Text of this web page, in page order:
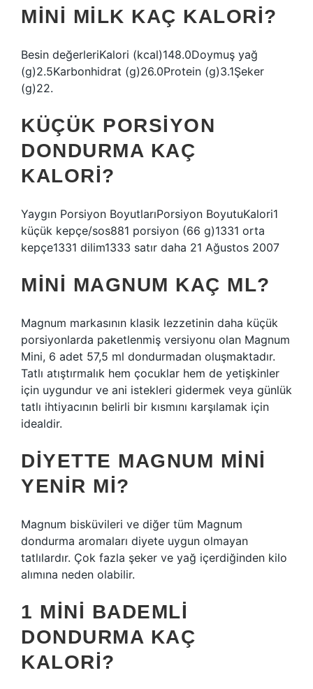
MINI MILK KAÇ KALORI?
Besin değerleriKalori (kcal)148.0Doymuş yağ
(g)2.5Karbonhidrat (g)26.0Protein (g)3.1Şeker
(g)22.
KÜÇÜK PORSIYON
DONDURMA KAÇ
KALORI?
Yaygın Porsiyon BoyutlarıPorsiyon BoyutuKalori1
küçük kepçe/sos881 porsiyon (66 g)1331 orta
kepçe1331 dilim1333 satır daha 21 Ağustos 2007
MINI MAGNUM KAÇ ML?
Magnum markasının klasik lezzetinin daha küçük
porsiyonlarda paketlenmiş versiyonu olan Magnum
Mini, 6 adet 57,5 ​​ml dondurmadan oluşmaktadır.
Tatlı atıştırmalık hem çocuklar hem de yetişkinler
için uygundur ve ani istekleri gidermek veya günlük
tatlı ihtiyacının belirli bir kısmını karşılamak için
idealdir.
DIYETTE MAGNUM MINI
YENIR MI?
Magnum bisküvileri ve diğer tüm Magnum
dondurma aromaları diyete uygun olmayan
tatlılardır. Çok fazla şeker ve yağ içerdiğinden kilo
alımına neden olabilir.
1 MINI BADEMLI
DONDURMA KAÇ
KALORI?